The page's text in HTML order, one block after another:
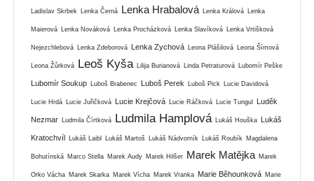
Ladislav Skrbek Lenka Černá Lenka Hrabalová Lenka Králová Lenka
Maierová Lenka Nováková Lenka Procházková Lenka Slavíková Lenka Vrtišková
Nejezchlebová Lenka Zdeborová Lenka Zychová Leona Plášilová Leona Šímová
Leona Žůrková Leoš Kyša Lilija Burianová Linda Petraturová Lubomír Peške
Lubomír Soukup Luboš Brabenec Luboš Perek Luboš Pick Lucie Davidová
Lucie Hrdá Lucie Juřičková Lucie Krejčová Lucie Ráčková Lucie Tungul Luděk
Nezmar Ludmila Čírtková Ludmila Hamplová Lukáš Houška Lukáš
Kratochvíl Lukáš Laibl Lukáš Martoš Lukáš Nádvorník Lukáš Roubík Magdalena
Bohutínská Marco Stella Marek Audy Marek Hilšer Marek Matějka Marek
Orko Vácha Marek Skarka Marek Vícha Marek Vranka Marie Běhounková Marie